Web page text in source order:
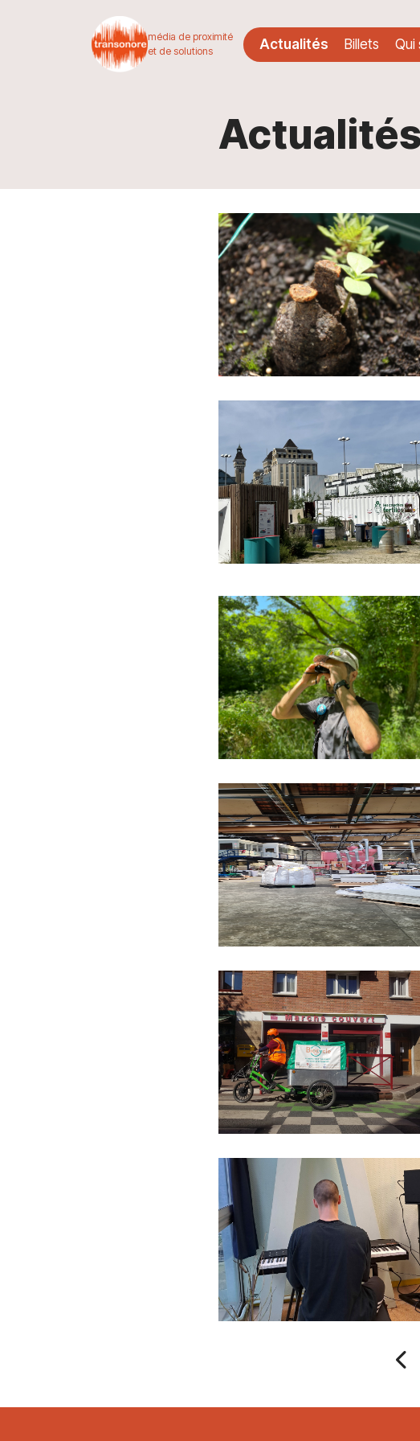
média de proximité
et de solutions
Actualités Billets Qui
Actualités